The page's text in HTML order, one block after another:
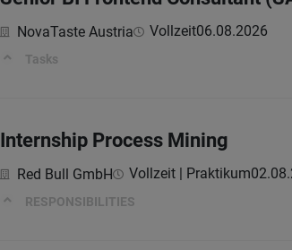
NovaTaste Austria Vollzeit06.08.2026
Tasks
Internship Process Mining
Red Bull GmbH Vollzeit | Praktikum
RESPONSIBILITIES